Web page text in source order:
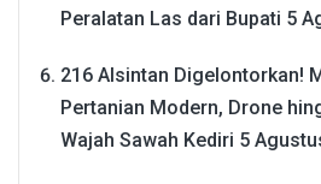
Peralatan Las dari Bupati 5
216 Alsintan Digelontorkan!
Pertanian Modern, Drone
Wajah Sawah Kediri 5